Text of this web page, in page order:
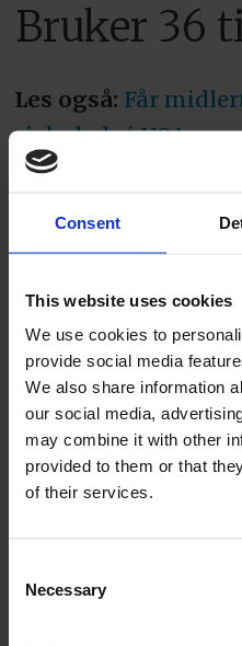
Consent
This website uses cookies
We use cookies to
provide social media
We also share information
our social media,
may combine it with other
provided to them or that
of their services.
Selection
Necessary
Bruker 36
Les også: Får
sjokolade i USA
fått det nye
lage brødene sine.
lage alle
av. Det skal
for. Han ønsker å
produkter, og Hoff
tøyler.
fargerik og